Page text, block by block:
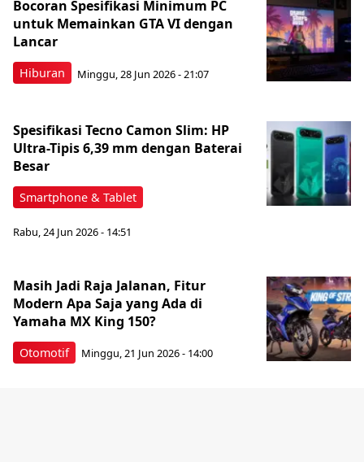
Hiburan
Bocoran Spesifikasi Minimum PC
untuk Memainkan GTA VI dengan
Lancar
Minggu, 28 Jun 2026 - 21:07
Smartphone & Tablet
Spesifikasi Tecno Camon Slim: HP
Ultra-Tipis 6,39 mm dengan Baterai
Besar
Rabu, 24 Jun 2026 - 14:51
Otomotif
Masih Jadi Raja Jalanan, Fitur
Modern Apa Saja yang Ada di
Yamaha MX King 150?
Minggu, 21 Jun 2026 - 14:00